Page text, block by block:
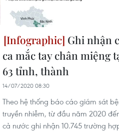
Ghi nhận
ca mắc tay chân miệng
63 tỉnh, thành
14/07/2020 08:30
Theo hệ thống báo cáo giám sát
truyền nhiễm, từ đầu năm 2020
cả nước ghi nhận 10.745 trường